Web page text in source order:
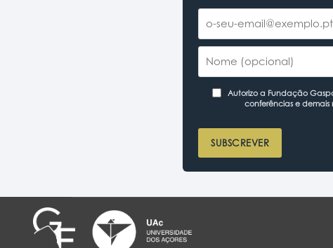
Autorizo a Fundação
conferências e
SUBSCREVER